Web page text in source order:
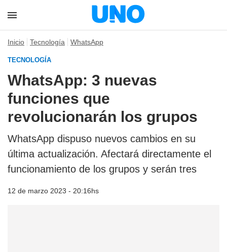
Inicio Tecnología WhatsApp
TECNOLOGÍA
WhatsApp: 3 nuevas
funciones que
revolucionarán los grupos
WhatsApp dispuso nuevos cambios en su
última actualización. Afectará directamente el
funcionamiento de los grupos y serán tres
12 de marzo 2023 - 20:16hs